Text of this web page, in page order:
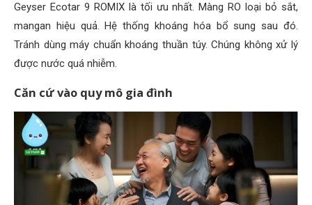
Geyser Ecotar 9 ROMIX là tối ưu nhất. Màng RO loại bỏ sắt,
mangan hiệu quả. Hệ thống khoáng hóa bổ sung sau đó.
Tránh dùng máy chuẩn khoáng thuần túy. Chúng không xử lý
được nước quá nhiễm.
Căn cứ vào quy mô gia đình